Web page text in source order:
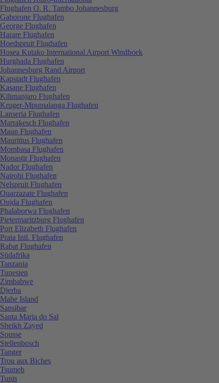
Flughafen O. R. Tambo Johannesburg
Gaborone Flughafen
George Flughafen
Harare Flughafen
Hoedspruit Flughafen
Hosea Kutako International Airport Windhoek
Hurghada Flughafen
Johannesburg Rand Airport
Kapstadt Flughafen
Kasane Flughafen
Kilimanjaro Flughafen
Kruger-Mpumalanga Flughafen
Lanseria Flughafen
Marrakesch Flughafen
Maun Flughafen
Mauritius Flughafen
Mombasa Flughafen
Monastir Flughafen
Nador Flughafen
Nairobi Flughafen
Nelspruit Flughafen
Ouarzazate Flughafen
Oujda Flughafen
Phalaborwa Flughafen
Pietermaritzburg Flughafen
Port Elizabeth Flughafen
Praia Intl. Flughafen
Rabat Flughafen
Südafrika
Tanzania
Tunesien
Zimbabwe
Djerba
Mahe Island
Sansibar
Santa Maria do Sal
Sheikh Zayed
Sousse
Stellenbosch
Tanger
Trou aux Biches
Tsumeb
Tunis